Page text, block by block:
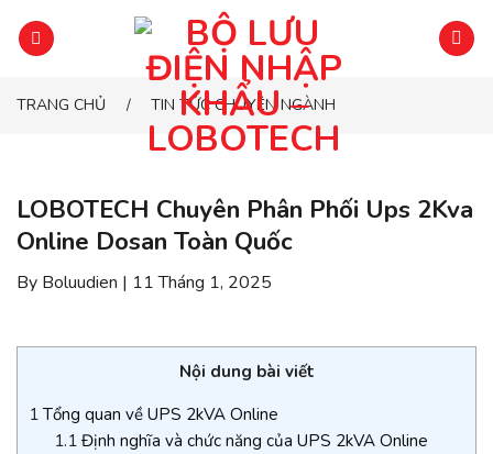
đến
nộiTRANG CHỦ / TIN TỨC CHUYÊN NGÀNH
LOBOTECH Chuyên Phân Phối Ups 2Kva
Online Dosan Toàn Quốc
By Boluudien | 11 Tháng 1, 2025
Nội dung bài viết
1Tổng quan về UPS 2kVA Online
1.1Định nghĩa và chức năng của UPS 2kVA Online